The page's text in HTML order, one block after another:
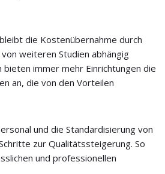
die Kostenübernahme durch
weiteren Studien abhängig
bieten immer mehr Einrichtungen die
an, die von den Vorteilen
und die Standardisierung von
zur Qualitätssteigerung. So
und professionellen